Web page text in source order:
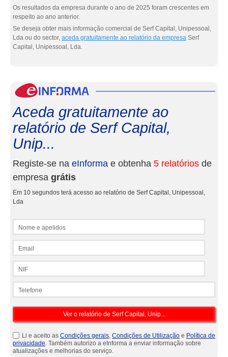
Os resultados da empresa durante o ano de 2025 foram crescentes em
respeito ao ano anterior.
Se deseja obter mais informação comercial de Serf Capital, Unipessoal,
Lda ou do sector, aceda gratuitamente ao relatório da empresa Serf
Capital, Unipessoal, Lda.
Aceda gratuitamente ao
relatório de Serf Capital,
Unip...
Registe-se na eInforma e obtenha 5 relatórios de
empresa grátis
Em 10 segundos terá acesso ao relatório de Serf Capital, Unipessoal,
Lda
Li e aceito as Condições gerais, Condições de Utilização e Política de
privacidade. Também autorizo a eInforma a enviar informação sobre
atualizações e melhorias do serviço.